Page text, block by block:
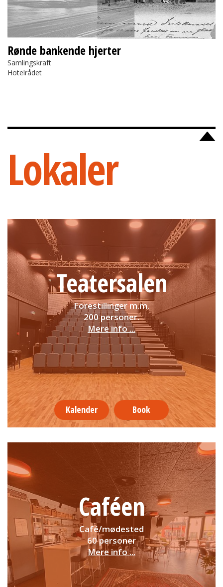
Rønde bankende hjerter
Samlingskraft
Hotelrådet
Lokaler
Teatersalen
Forestillinger m.m.
200 personer.
Mere info ...
Kalender Book
Caféen
Café/mødested
60 personer
Mere info ...